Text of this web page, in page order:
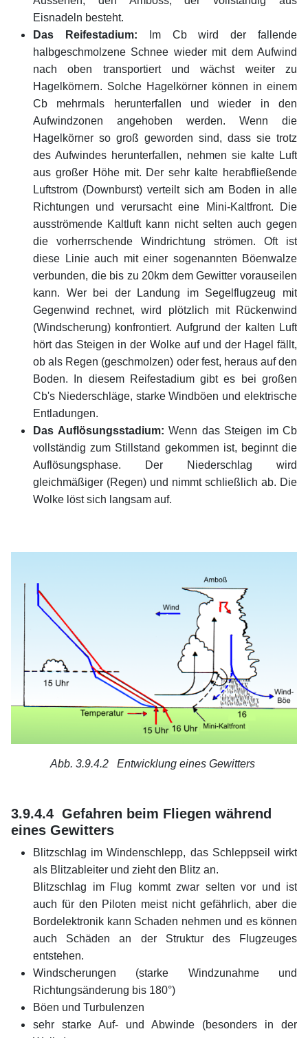
Eisnadeln besteht.
Das Reifestadium:
Im Cb wird der fallende
halbgeschmolzene Schnee wieder mit dem Aufwind
nach oben transportiert und wächst weiter zu
Hagelkörnern. Solche Hagelkörner können in einem
Cb mehrmals herunterfallen und wieder in den
Aufwindzonen angehoben werden. Wenn die
Hagelkörner so groß geworden sind, dass sie trotz
des Aufwindes herunterfallen, nehmen sie kalte Luft
aus großer Höhe mit. Der sehr kalte herabfließende
Luftstrom (Downburst) verteilt sich am Boden in alle
Richtungen und verursacht eine Mini-Kaltfront. Die
ausströmende Kaltluft kann nicht selten auch gegen
die vorherrschende Windrichtung strömen. Oft ist
diese Linie auch mit einer sogenannten Böenwalze
verbunden, die bis zu 20km dem Gewitter vorauseilen
kann. Wer bei der Landung im Segelflugzeug mit
Gegenwind rechnet, wird plötzlich mit Rückenwind
(Windscherung) konfrontiert. Aufgrund der kalten Luft
hört das Steigen in der Wolke auf und der Hagel fällt,
ob als Regen (geschmolzen) oder fest, heraus auf den
Boden. In diesem Reifestadium gibt es bei großen
Cb's Niederschläge, starke Windböen und elektrische
Entladungen.
Das Auflösungsstadium: Wenn das Steigen im Cb
vollständig zum Stillstand gekommen ist, beginnt die
Auflösungsphase. Der Niederschlag wird
gleichmäßiger (Regen) und nimmt schließlich ab. Die
Wolke löst sich langsam auf.
Abb. 3.9.4.2 Entwicklung eines Gewitters
3.9.4.4 Gefahren beim Fliegen während
eines Gewitters
Blitzschlag im Windenschlepp, das Schleppseil wirkt
als Blitzableiter und zieht den Blitz an.
Blitzschlag im Flug kommt zwar selten vor und ist
auch für den Piloten meist nicht gefährlich, aber die
Bordelektronik kann Schaden nehmen und es können
auch Schäden an der Struktur des Flugzeuges
entstehen.
Windscherungen (starke Windzunahme und
Richtungsänderung bis 180°)
Böen und Turbulenzen
sehr starke Auf- und Abwinde (besonders in der